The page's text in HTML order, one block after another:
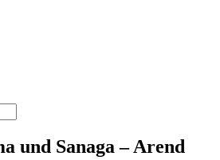
und Sanaga – Arend